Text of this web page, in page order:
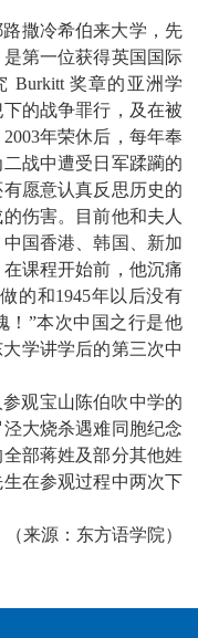
撒冷希伯来大学，先
第一位获得英国国际
Burkitt 奖章的亚洲学
的战争罪行，及在被
2003年荣休后，每年奉
战中遭受日军蹂躏的
愿意认真反思历史的
伤害。目前他和夫人
国香港、韩国、新加
课程开始前，他沉痛
的和1945年以后没有
！”本次中国之行是他
学讲学后的第三次中
观宝山陈伯吹中学的
大烧杀遇难同胞纪念
部蒋姓及部分其他姓
在参观过程中两次下
（来源：东方语学院）